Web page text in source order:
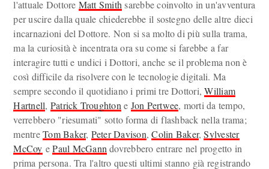
l'attuale Dottore Matt Smith sarebbe coinvolto in un'avventura
per uscire dalla quale chiederebbe il sostegno delle altre dieci
incarnazioni del Dottore. Non si sa molto di più sulla trama,
ma la curiosità è incentrata ora su come si farebbe a far
interagire tutti e undici i Dottori, anche se il problema non è
così difficile da risolvere con le tecnologie digitali. Ma
sempre secondo il quotidiano i primi tre Dottori,William
Hartnell, Patrick Troughton e Jon Pertwee, morti da tempo,
verrebbero "riesumati" sotto forma di flashback nella trama;
mentreTom Baker, Peter Davison,Colin Baker,Sylvester
McCoy ePaul McGann dovrebbero entrare nel progetto in
prima persona. Tra l'altro questi ultimi stanno già registrando